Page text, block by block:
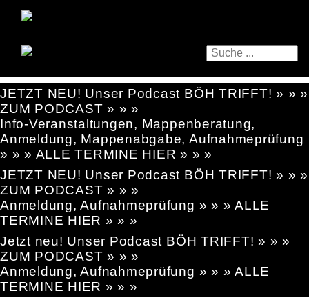
JETZT NEU! Unser Podcast BÖH TRIFFT! » » »
ZUM PODCAST » » »
Info-Veranstaltungen, Mappenberatung,
Anmeldung, Mappenabgabe, Aufnahmeprüfung
» » » ALLE TERMINE HIER » » »
JETZT NEU! Unser Podcast BÖH TRIFFT! » » »
ZUM PODCAST » » »
Anmeldung, Aufnahmeprüfung » » » ALLE
TERMINE HIER » » »
Jetzt neu! Unser Podcast BÖH TRIFFT! » » »
ZUM PODCAST » » »
Anmeldung, Aufnahmeprüfung » » » ALLE
TERMINE HIER » » »